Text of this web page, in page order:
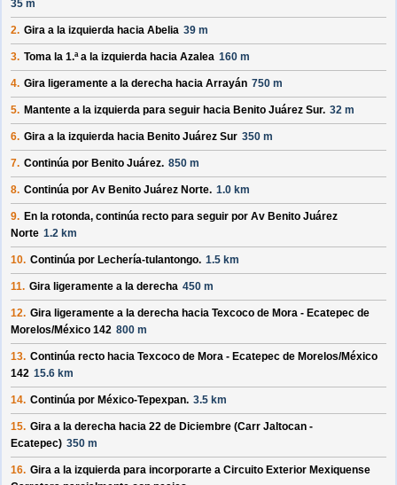
35 m
2. Gira a la izquierda hacia Abelia 39 m
3. Toma la 1.ª a la izquierda hacia Azalea 160 m
4. Gira ligeramente a la derecha hacia Arrayán 750 m
5. Mantente a la izquierda para seguir hacia Benito Juárez Sur. 32 m
6. Gira a la izquierda hacia Benito Juárez Sur 350 m
7. Continúa por Benito Juárez. 850 m
8. Continúa por Av Benito Juárez Norte. 1.0 km
9. En la rotonda, continúa recto para seguir por Av Benito Juárez
Norte 1.2 km
10. Continúa por Lechería-tulantongo. 1.5 km
11. Gira ligeramente a la derecha 450 m
12. Gira ligeramente a la derecha hacia Texcoco de Mora - Ecatepec de
Morelos/México 142 800 m
13. Continúa recto hacia Texcoco de Mora - Ecatepec de Morelos/México
142 15.6 km
14. Continúa por México-Tepexpan. 3.5 km
15. Gira a la derecha hacia 22 de Diciembre (Carr Jaltocan -
Ecatepec) 350 m
16. Gira a la izquierda para incorporarte a Circuito Exterior Mexiquense